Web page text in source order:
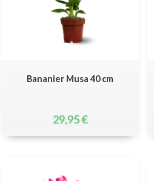
Bananier Musa 40 cm
29,95€